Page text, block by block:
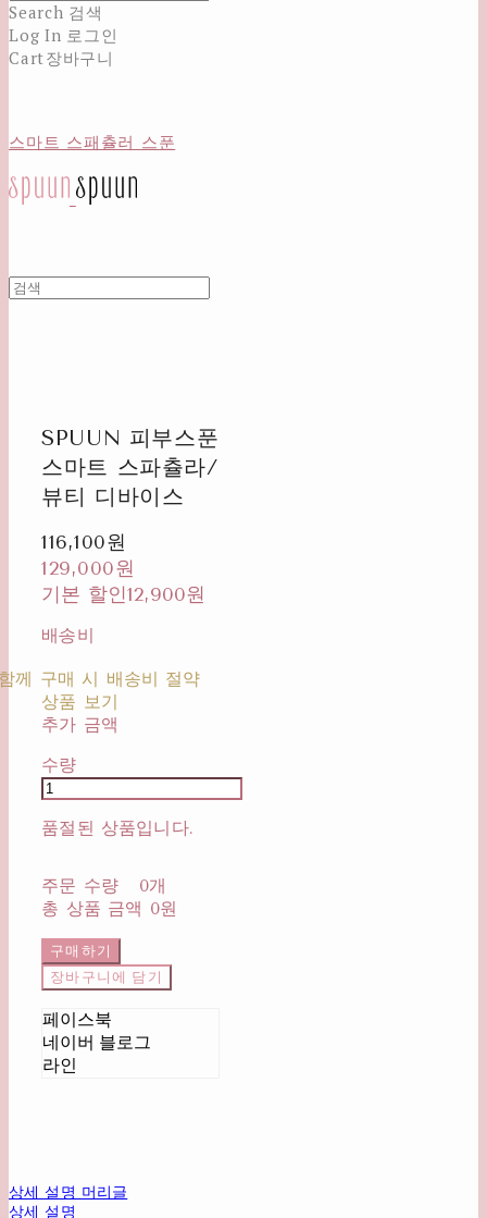
Search 검색
Log In 로그인
Cart장바구니
스마트 스패츌러 스푼
SPUUN 피부스푼
스마트 스파츌라/
뷰티 디바이스
116,100원
129,000원
기본 할인12,900원
배송비
-
께 구매 시 배송비 절약
상품 보기
추가 금액
수량
품절된 상품입니다.
주문 수량
0개
총 상품 금액 0원
구매하기
장바구니에 담기
페이스북
네이버 블로그
라인
상세 설명 머리글
상세 설명